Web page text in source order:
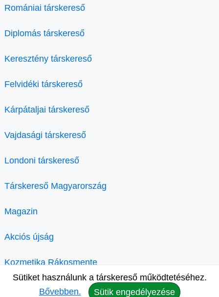
Romániai társkereső
Diplomás társkereső
Keresztény társkereső
Felvidéki társkereső
Kárpátaljai társkereső
Vajdasági társkereső
Londoni társkereső
Társkereső Magyarország
Magazin
Akciós újság
Kozmetika Rákosmente
Sütiket használunk a társkereső működtetéséhez.
Bővebben.
Sütik engedélyezése